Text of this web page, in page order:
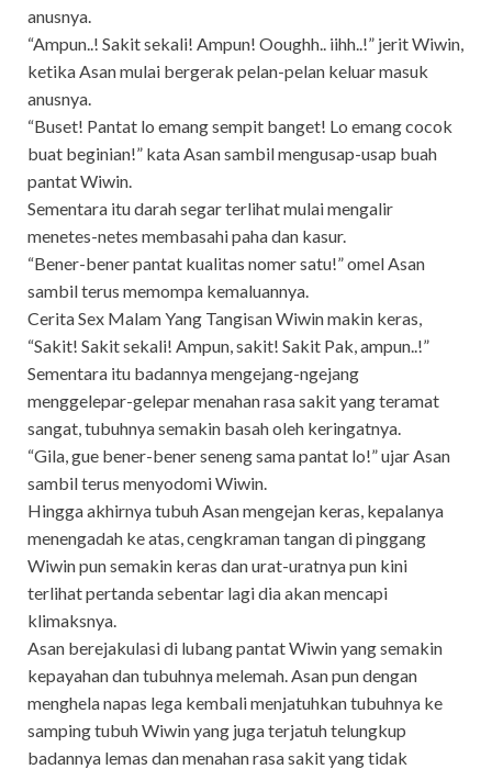
anusnya.
“Ampun..! Sakit sekali! Ampun! Ooughh.. iihh..!” jerit Wiwin,
ketika Asan mulai bergerak pelan-pelan keluar masuk
anusnya.
“Buset! Pantat lo emang sempit banget! Lo emang cocok
buat beginian!” kata Asan sambil mengusap-usap buah
pantat Wiwin.
Sementara itu darah segar terlihat mulai mengalir
menetes-netes membasahi paha dan kasur.
“Bener-bener pantat kualitas nomer satu!” omel Asan
sambil terus memompa kemaluannya.
Cerita Sex Malam Yang Tangisan Wiwin makin keras,
“Sakit! Sakit sekali! Ampun, sakit! Sakit Pak, ampun..!”
Sementara itu badannya mengejang-ngejang
menggelepar-gelepar menahan rasa sakit yang teramat
sangat, tubuhnya semakin basah oleh keringatnya.
“Gila, gue bener-bener seneng sama pantat lo!” ujar Asan
sambil terus menyodomi Wiwin.
Hingga akhirnya tubuh Asan mengejan keras, kepalanya
menengadah ke atas, cengkraman tangan di pinggang
Wiwin pun semakin keras dan urat-uratnya pun kini
terlihat pertanda sebentar lagi dia akan mencapi
klimaksnya.
Asan berejakulasi di lubang pantat Wiwin yang semakin
kepayahan dan tubuhnya melemah. Asan pun dengan
menghela napas lega kembali menjatuhkan tubuhnya ke
samping tubuh Wiwin yang juga terjatuh telungkup
badannya lemas dan menahan rasa sakit yang tidak